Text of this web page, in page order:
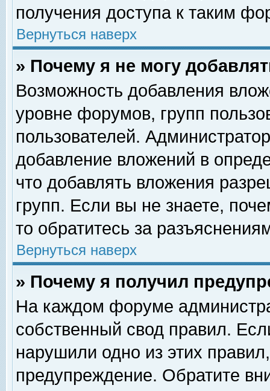
получения доступа к таким
Вернуться наверх
» Почему я не могу
Возможность добавления
уровне форумов, групп
пользователей.
добавление вложений в
что добавлять вложения
групп. Если вы не знаете,
то обратитесь за
Вернуться наверх
» Почему я получил
На каждом форуме
собственный свод правил.
нарушили одно из этих
предупреждение. Обратите